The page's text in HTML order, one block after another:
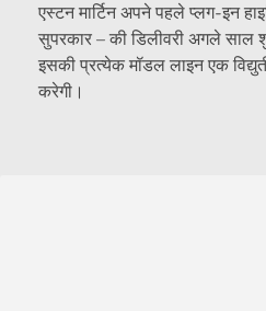
एस्टन मार्टिन अपने पहले प्लग-इन
सुपरकार – की डिलीवरी अगले
इसकी प्रत्येक मॉडल लाइन एक
करेगी।